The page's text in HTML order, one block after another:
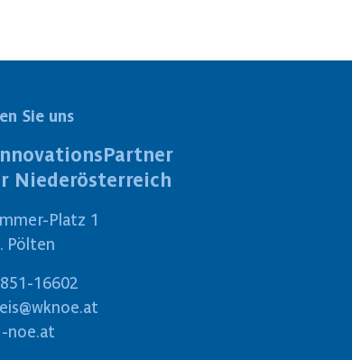
Sie uns
Niederösterreich
Platz 1
Pölten
16602
noe.at